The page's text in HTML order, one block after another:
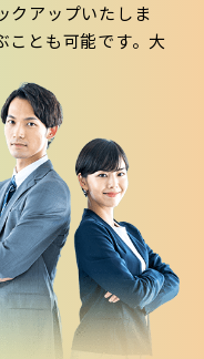
クアップいたしま
ことも可能です。大